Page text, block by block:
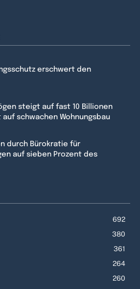
erschwert den
steigt auf fast 10 Billionen
auf schwachen Wohnungsbau
durch Bürokratie für
auf sieben Prozent des
692
380
361
264
260